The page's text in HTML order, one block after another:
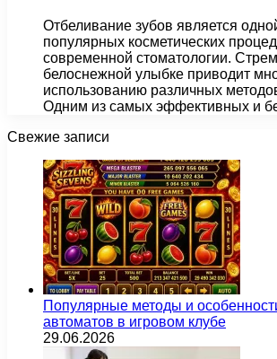
Отбеливание зубов является
популярных косметических
современной стоматологии.
белоснежной улыбке приводит
использованию различных
Одним из самых эффективных и
Свежие записи
Популярные методы и
автоматов в игровом клубе
29.06.2026